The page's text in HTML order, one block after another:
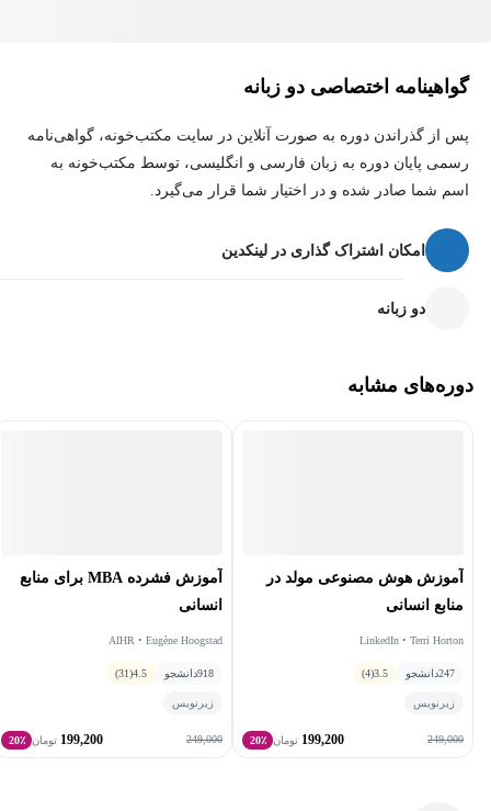
گواهینامه اختصاصی دو زبانه
پس از گذراندن دوره به صورت آنلاین در سایت مکتب‌خونه، گواهی‌نامه
رسمی پایان دوره به زبان فارسی و انگلیسی، توسط مکتب‌خونه به
اسم شما صادر شده و در اختیار شما قرار می‌گیرد.
امکان اشتراک گذاری در لینکدین
دو زبانه
دوره‌های مشابه
آموزش هوش مصنوعی مولد در
منابع انسانی
LinkedIn • Terri Horton
247دانشجو 3.5
(4)
زیرنویس
249,000
199,200 تومان 20٪
آموزش فشرده MBA برای منابع
انسانی
AIHR • Eugène Hoogstad
918دانشجو 4.5
(31)
زیرنویس
249,000
199,200 تومان 20٪